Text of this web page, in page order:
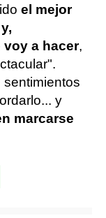
el mejor
voy a hacer,
y
marcarse